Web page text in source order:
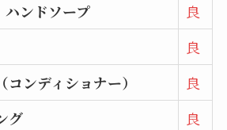
ハンドソープ
良
良
コンディショナー）
良
グ
良